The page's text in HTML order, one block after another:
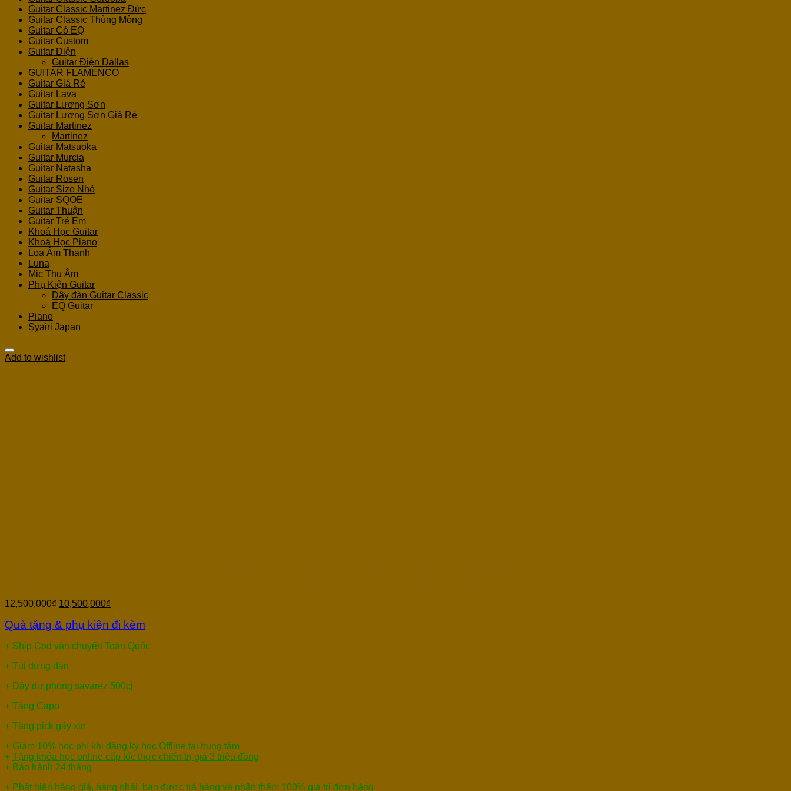
Guitar Classic Martinez Đức
Guitar Classic Thùng Mỏng
Guitar Có EQ
Guitar Custom
Guitar Điện
Guitar Điện Dallas
GUITAR FLAMENCO
Guitar Giá Rẻ
Guitar Lava
Guitar Lương Sơn
Guitar Lương Sơn Giá Rẻ
Guitar Martinez
Martinez
Guitar Matsuoka
Guitar Murcia
Guitar Natasha
Guitar Rosen
Guitar Size Nhỏ
Guitar SQOE
Guitar Thuận
Guitar Trẻ Em
Khoá Học Guitar
Khoá Học Piano
Loa Âm Thanh
Luna
Mic Thu Âm
Phụ Kiện Guitar
Dây đàn Guitar Classic
EQ Guitar
Piano
Syairi Japan
Add to wishlist
12,500,000₫ 10,500,000₫
Quà tặng & phụ kiện đi kèm
+ Ship Cod vận chuyển Toàn Quốc
+ Túi đựng đàn
+ Dây dự phòng savarez 500cj
+ Tặng Capo
+ Tặng pick gảy xịn
+ Giảm 10% học phí khi đăng ký học Offline tại trung tâm
+ Tặng khóa học online cấp tốc thực chiến trị giá 3 triệu đồng
+ Bảo hành 24 tháng
+ Phát hiện hàng giả, hàng nhái, bạn được trả hàng và nhận thêm 100% giá trị đơn hàng